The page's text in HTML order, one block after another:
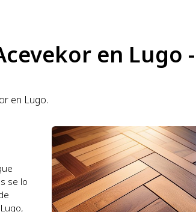
en Lugo
en Lugo.
se lo